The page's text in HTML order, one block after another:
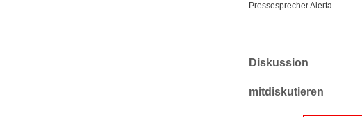
Pressesprecher Alerta
Diskussion
mitdiskutieren